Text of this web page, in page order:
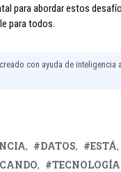
para abordar estos
para todos.
con ayuda de inteligencia
DATOS ESTÁ
TECNOLOGÍA